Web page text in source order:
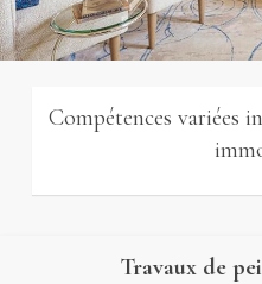
Compétences variées
Travaux de